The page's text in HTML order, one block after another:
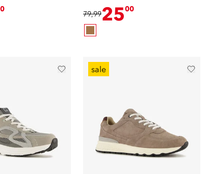
79,992500
sale